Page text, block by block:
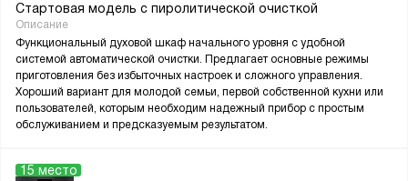
Стартовая модель с пиролитической очисткой
Описание
Функциональный духовой шкаф начального уровня с удобной
системой автоматической очистки. Предлагает основные режимы
приготовления без избыточных настроек и сложного управления.
Хороший вариант для молодой семьи, первой собственной кухни или
пользователей, которым необходим надежный прибор с простым
обслуживанием и предсказуемым результатом.
15 место